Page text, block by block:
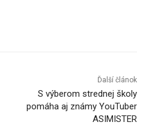
Ďalší článok
S výberom strednej školy
pomáha aj známy YouTuber
ASIMISTER